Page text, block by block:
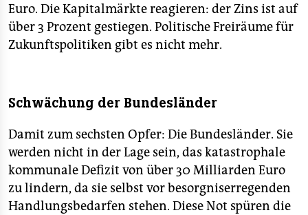
Euro. Die Kapitalmärkte reagieren: der Zins ist auf
über 3 Prozent gestiegen. Politische Freiräume für
Zukunftspolitiken gibt es nicht mehr.
Schwächung der Bundesländer
Damit zum sechsten Opfer: Die Bundesländer. Sie
werden nicht in der Lage sein, das katastrophale
kommunale Defizit von über 30 Milliarden Euro
zu lindern, da sie selbst vor besorgniserregenden
Handlungsbedarfen stehen. Diese Not spüren die